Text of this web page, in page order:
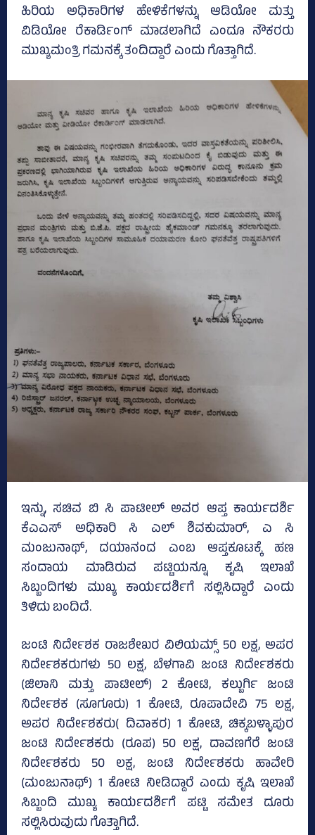
ಹಿರಿಯ ಅಧಿಕಾರಿಗಳ ಹೇಳಿಕೆಗಳನ್ನು ಆಡಿಯೋ ಮತ್ತು
ವಿಡಿಯೋ ರೆಕಾರ್ಡಿಂಗ್‌ ಮಾಡಲಾಗಿದೆ ಎಂದೂ ನೌಕರರು
ಮುಖ್ಯಮಂತ್ರಿ ಗಮನಕ್ಕೆ ತಂದಿದ್ದಾರೆ ಎಂದು ಗೊತ್ತಾಗಿದೆ.
ಇನ್ನು, ಸಚಿವ ಬಿ ಸಿ ಪಾಟೀಲ್‌ ಅವರ ಆಪ್ತ ಕಾರ್ಯದರ್ಶಿ
ಕೆಎಎಸ್‌ ಅಧಿಕಾರಿ ಸಿ ಎಲ್‌ ಶಿವಕುಮಾರ್‌, ಎ ಸಿ
ಮಂಜುನಾಥ್‌, ದಯಾನಂದ ಎಂಬ ಆಪ್ತಕೂಟಕ್ಕೆ ಹಣ
ಸಂದಾಯ ಮಾಡಿರುವ ಪಟ್ಟಿಯನ್ನೂ ಕೃಷಿ ಇಲಾಖೆ
ಸಿಬ್ಬಂದಿಗಳು ಮುಖ್ಯ ಕಾರ್ಯದರ್ಶಿಗೆ ಸಲ್ಲಿಸಿದ್ದಾರೆ ಎಂದು
ತಿಳಿದು ಬಂದಿದೆ.
ಜಂಟಿ ನಿರ್ದೇಶಕ ರಾಜಶೇಖರ ವಿಲಿಯಮ್ಸ್‌ 50 ಲಕ್ಷ, ಅಪರ
ನಿರ್ದೇಶಕರುಗಳು 50 ಲಕ್ಷ, ಬೆಳಗಾವಿ ಜಂಟಿ ನಿರ್ದೇಶಕರು
(ಜಿಲಾನಿ ಮತ್ತು ಪಾಟೀಲ್‌) 2 ಕೋಟಿ, ಕಲ್ಬುರ್ಗಿ ಜಂಟಿ
ನಿರ್ದೇಶಕ (ಸೂಗೂರು) 1 ಕೋಟಿ, ರೂಪಾದೇವಿ 75 ಲಕ್ಷ,
ಅಪರ ನಿರ್ದೇಶಕರು( ದಿವಾಕರ) 1 ಕೋಟಿ, ಚಿಕ್ಕಬಳ್ಳಾಪುರ
ಜಂಟಿ ನಿರ್ದೇಶಕರು (ರೂಪ) 50 ಲಕ್ಷ, ದಾವಣಗೆರೆ ಜಂಟಿ
ನಿರ್ದೇಶಕರು 50 ಲಕ್ಷ, ಜಂಟಿ ನಿರ್ದೇಶಕರು ಹಾವೇರಿ
(ಮಂಜುನಾಥ್‌) 1 ಕೋಟಿ ನೀಡಿದ್ದಾರೆ ಎಂದು ಕೃಷಿ ಇಲಾಖೆ
ಸಿಬ್ಬಂದಿ ಮುಖ್ಯ ಕಾರ್ಯದರ್ಶಿಗೆ ಪಟ್ಟಿ ಸಮೇತ ದೂರು
ಸಲ್ಲಿಸಿರುವುದು ಗೊತ್ತಾಗಿದೆ.